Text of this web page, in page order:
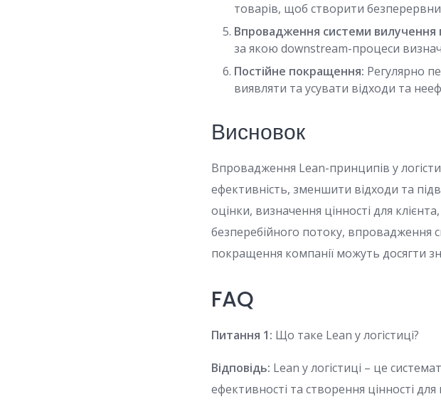
товарів, щоб створити
Впровадження системи вилучення
за якою downstream-процеси
Постійне покращення: Регулярно
виявляти та усувати відходи та
Висновок
Впровадження Lean-принципів у
ефективність, зменшити відходи та
оцінки, визначення цінності для
безперебійного потоку, впровадження
покращення компанії можуть досягти
FAQ
Питання 1: Що таке Lean у логістиці?
Відповідь: Lean у логістиці – це
ефективності та створення цінності